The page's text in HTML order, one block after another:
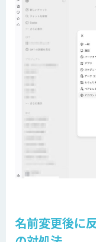
名前変更後に